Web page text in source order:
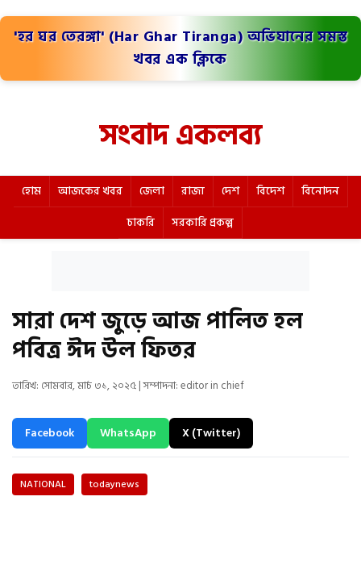
'হর ঘর তেরঙ্গা' (Har Ghar Tiranga) অভিযানের সমস্ত
খবর এক ক্লিকে
সংবাদ একলব্য
হোম আজকের খবর জেলা রাজ্য দেশ বিদেশ
বিনোদন
চাকরি
সরকারি প্রকল্প
সারা দেশ জুড়ে আজ পালিত হল
পবিত্র ঈদ উল ফিতর
তারিখ: সোমবার, মার্চ ৩১, ২০২৫ | সম্পাদনা: editor in chief
Facebook WhatsApp X (Twitter)
NATIONAL todaynews